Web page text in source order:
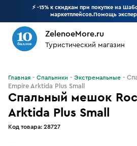
⚡ -15% к скидкам при покупке на
маркетплейсов.Помощь
ZelenoeMore.ru
Туристический магазин
Спальный мешок
Arktida Plus Small
Код товара: 28727
Главная Спальники Экстремальные
Empire Arktida Plus Small